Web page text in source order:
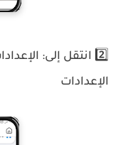
2️⃣ انتقل إلى:
الإعدادات